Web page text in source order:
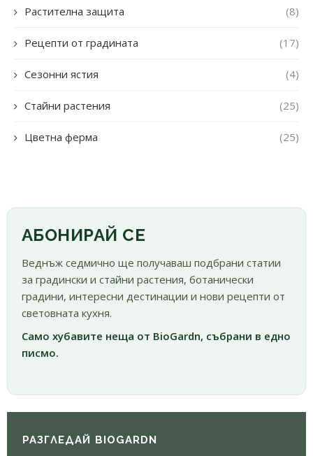
Растителна защита (8)
Рецепти от градината (17)
Сезонни ястия (4)
Стайни растения (25)
Цветна ферма (25)
АБОНИРАЙ СЕ
Веднъж седмично ще получаваш подбрани статии
за градински и стайни растения, ботанически
градини, интересни дестинации и нови рецепти от
световната кухня.
Само хубавите неща от BioGardn, събрани в едно
писмо.
РАЗГЛЕДАЙ BIOGARDN